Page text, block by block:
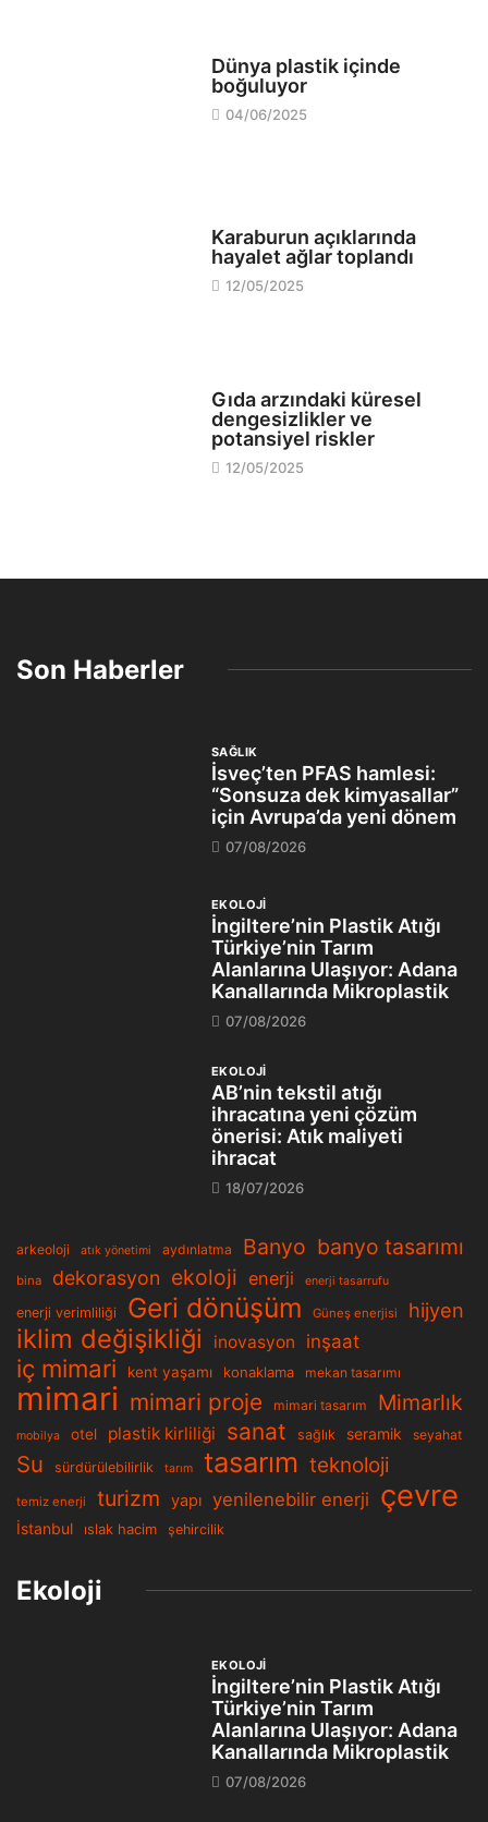
Dünya plastik içinde
boğuluyor
04/06/2025
Karaburun açıklarında
hayalet ağlar toplandı
12/05/2025
Gıda arzındaki küresel
dengesizlikler ve
potansiyel riskler
12/05/2025
Son Haberler
SAĞLIK
İsveç’ten PFAS hamlesi:
“Sonsuza dek kimyasallar”
için Avrupa’da yeni dönem
07/08/2026
EKOLOJİ
İngiltere’nin Plastik Atığı
Türkiye’nin Tarım
Alanlarına Ulaşıyor: Adana
Kanallarında Mikroplastik
07/08/2026
EKOLOJİ
AB’nin tekstil atığı
ihracatına yeni çözüm
önerisi: Atık maliyeti
ihracat
18/07/2026
arkeoloji atık yönetimi aydınlatma Banyo banyo tasarımı
bina dekorasyon ekoloji enerji enerji tasarrufu
enerji verimliliği Geri dönüşüm Güneş enerjisi hijyen
iklim değişikliği inovasyon inşaat
iç mimari kent yaşamı konaklama mekan tasarımı
mimari mimari proje mimari tasarım Mimarlık
mobilya otel plastik kirliliği sanat sağlık seramik seyahat
Su sürdürülebilirlik tarım tasarım teknoloji
temiz enerji turizm yapı yenilenebilir enerji çevre
İstanbul ıslak hacim şehircilik
Ekoloji
EKOLOJİ
İngiltere’nin Plastik Atığı
Türkiye’nin Tarım
Alanlarına Ulaşıyor: Adana
Kanallarında Mikroplastik
07/08/2026